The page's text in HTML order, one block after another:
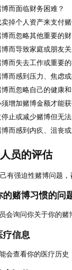
而面临财务困难？
掉个人资产来支付赌
而忽略其他重要的
而导致家庭或朋友
而失去工作或重要
而感到压力、焦虑
而忽略自己的健康
增加赌博金额才能
止或减少赌博但无
而感到内疚、沮丧
员的评估
有强迫性赌博问题
赌博习惯的问
会询问你关于你的
疗信息
会查看你的医疗历